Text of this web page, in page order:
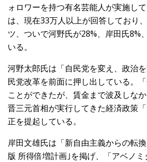
ォロワーを持つ有名芸能人が実施し
は、現在33万人以上が回答しており
ツ、ついで河野氏が28%、岸田氏8%
いる。
河野太郎氏は「自民党を変え、政治
民党改革を前面に押し出している。
ことができたが、賃金まで波及しな
晋三元首相が実行してきた経済政策
正を提起している。
岸田文雄氏は「新自由主義からの転
版 所得倍増計画｣を掲げ、「アベノ